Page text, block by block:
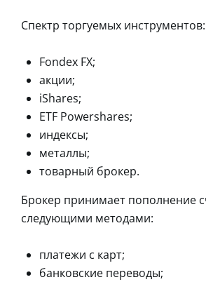
Спектр торгуемых инструментов:
Fondex FX;
акции;
iShares;
ETF Powershares;
индексы;
металлы;
товарный брокер.
Брокер принимает пополнение
следующими методами:
платежи с карт;
банковские переводы;